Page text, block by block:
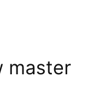
master